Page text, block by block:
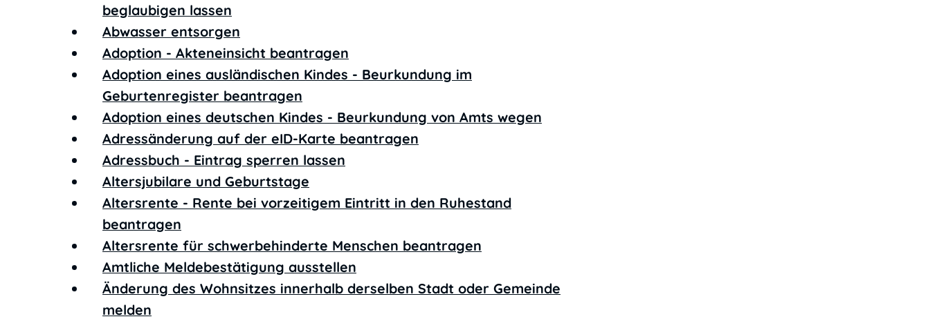
beglaubigen lassen
Abwasser entsorgen
Adoption - Akteneinsicht beantragen
Adoption eines ausländischen Kindes - Beurkundung im
Geburtenregister beantragen
Adoption eines deutschen Kindes - Beurkundung von Amts wegen
Adressänderung auf der eID-Karte beantragen
Adressbuch - Eintrag sperren lassen
Altersjubilare und Geburtstage
Altersrente - Rente bei vorzeitigem Eintritt in den Ruhestand
beantragen
Altersrente für schwerbehinderte Menschen beantragen
Amtliche Meldebestätigung ausstellen
Änderung des Wohnsitzes innerhalb derselben Stadt oder Gemeinde
melden